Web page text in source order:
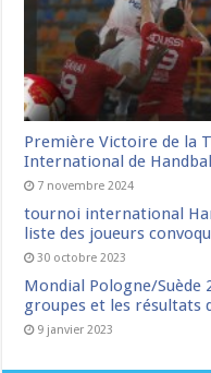
Première Victoire de la
International de
7 novembre 2024
tournoi international
liste des joueurs
30 octobre 2023
Mondial Pologne/
groupes et les résultats
9 janvier 2023